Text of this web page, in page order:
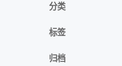
分类
标签
归档